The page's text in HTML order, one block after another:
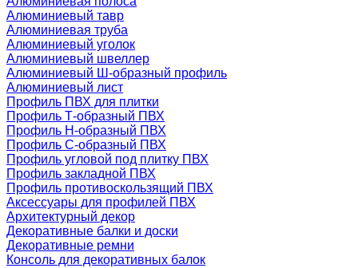
Алюминиевый тавр
Алюминиевая труба
Алюминиевый уголок
Алюминиевый швеллер
Алюминиевый Ш-образный профиль
Алюминиевый лист
Профиль ПВХ для плитки
Профиль Т-образный ПВХ
Профиль H-образный ПВХ
Профиль C-образный ПВХ
Профиль угловой под плитку ПВХ
Профиль закладной ПВХ
Профиль противоскользящий ПВХ
Аксессуары для профилей ПВХ
Архитектурный декор
Декоративные балки и доски
Декоративные ремни
Консоль для декоративных балок